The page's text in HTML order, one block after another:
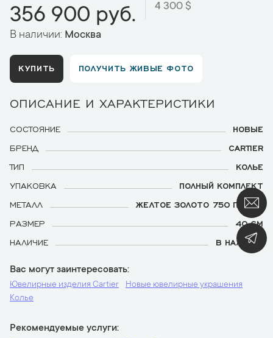
356 900 руб. 4 300 $
В наличии: Москва
КУПИТЬ ПОЛУЧИТЬ ЖИВЫЕ ФОТО
ОПИСАНИЕ И ХАРАКТЕРИСТИКИ
СОСТОЯНИЕ
НОВЫЕ
БРЕНД
CARTIER
ТИП
КОЛЬЕ
УПАКОВКА
ПОЛНЫЙ КОМПЛЕКТ
МЕТАЛЛ
ЖЕЛТОЕ ЗОЛОТО 750 ПРОБЫ
РАЗМЕР
40 СМ
НАЛИЧИЕ
В НАЛИЧИИ
Вас могут заинтересовать
Ювелирные изделия Cartier
Новые ювелирные украшения
Колье
Рекомендуемые услуги